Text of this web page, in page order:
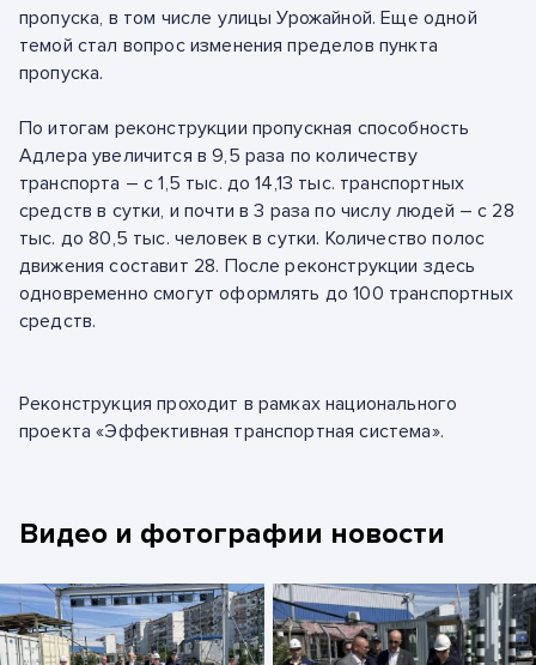
пропуска, в том числе улицы Урожайной. Еще одной
темой стал вопрос изменения пределов пункта
пропуска.
По итогам реконструкции пропускная способность
Адлера увеличится в 9,5 раза по количеству
транспорта – с 1,5 тыс. до 14,13 тыс. транспортных
средств в сутки, и почти в 3 раза по числу людей – с 28
тыс. до 80,5 тыс. человек в сутки. Количество полос
движения составит 28. После реконструкции здесь
одновременно смогут оформлять до 100 транспортных
средств.
Реконструкция проходит в рамках национального
проекта «Эффективная транспортная система».
Видео и фотографии новости